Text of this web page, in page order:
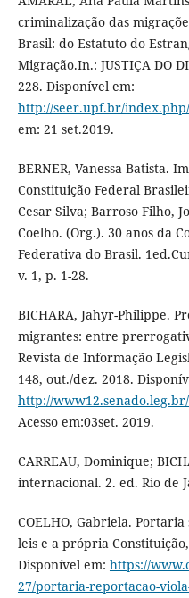
criminalização das
Brasil: do Estatuto do
Migração.In.: JUSTIÇA DO
228. Disponível em:
http://seer.upf.br/
em: 21 set.2019.
BERNER, Vanessa Batista.
Constituição Federal
Cesar Silva; Barroso Filho,
Coelho. (Org.). 30 anos da
Federativa do Brasil.
v. 1, p. 1-28.
BICHARA, Jahyr-Philippe.
migrantes: entre
Revista de Informação
148, out./dez. 2018.
http://
Acesso em:03set. 2019.
CARREAU, Dominique;
internacional. 2. ed. Rio de
COELHO, Gabriela.
leis e a própria
Disponível em: https://
27/portaria-reportacao-